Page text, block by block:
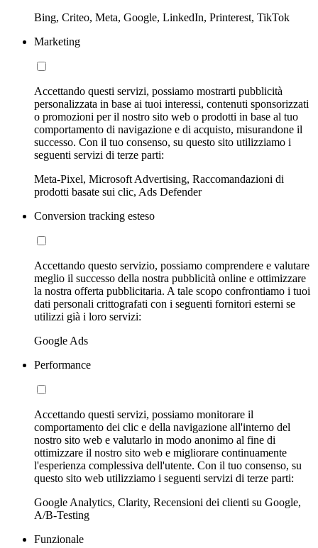
Bing, Criteo, Meta, Google, LinkedIn, Printerest, TikTok
Marketing
Accettando questi servizi, possiamo mostrarti pubblicità
personalizzata in base ai tuoi interessi, contenuti sponsorizzati
o promozioni per il nostro sito web o prodotti in base al tuo
comportamento di navigazione e di acquisto, misurandone il
successo. Con il tuo consenso, su questo sito utilizziamo i
seguenti servizi di terze parti:
Meta-Pixel, Microsoft Advertising, Raccomandazioni di
prodotti basate sui clic, Ads Defender
Conversion tracking esteso
Accettando questo servizio, possiamo comprendere e valutare
meglio il successo della nostra pubblicità online e ottimizzare
la nostra offerta pubblicitaria. A tale scopo confrontiamo i tuoi
dati personali crittografati con i seguenti fornitori esterni se
utilizzi già i loro servizi:
Google Ads
Performance
Accettando questi servizi, possiamo monitorare il
comportamento dei clic e della navigazione all'interno del
nostro sito web e valutarlo in modo anonimo al fine di
ottimizzare il nostro sito web e migliorare continuamente
l'esperienza complessiva dell'utente. Con il tuo consenso, su
questo sito web utilizziamo i seguenti servizi di terze parti:
Google Analytics, Clarity, Recensioni dei clienti su Google,
A/B-Testing
Funzionale